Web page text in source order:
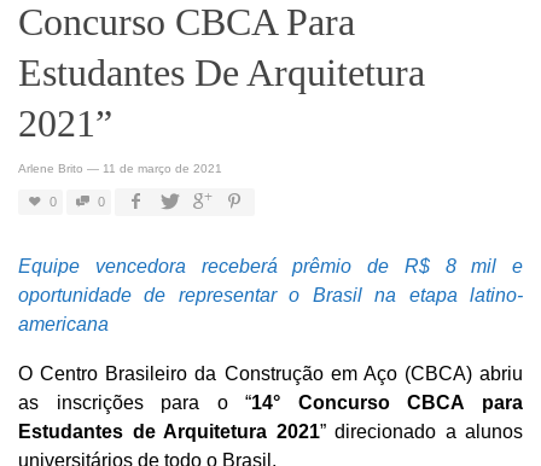
Concurso CBCA Para
Estudantes De Arquitetura
2021”
Arlene Brito — 11 de março de 2021
0 0
Equipe vencedora receberá prêmio de R$ 8 mil e
oportunidade de representar o Brasil na etapa latino-
americana
O Centro Brasileiro da Construção em Aço (CBCA) abriu
as inscrições para o “14° Concurso CBCA para
Estudantes de Arquitetura 2021” direcionado a alunos
universitários de todo o Brasil.